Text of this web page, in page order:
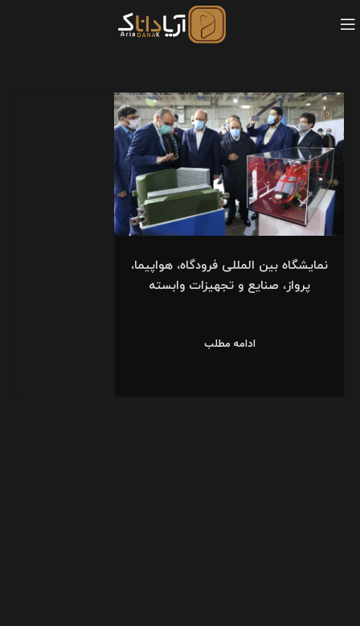
نمایشگاه بین المللی فرودگاه، هواپیما،
پرواز، صنایع و تجهیزات وابسته
ادامه مطلب